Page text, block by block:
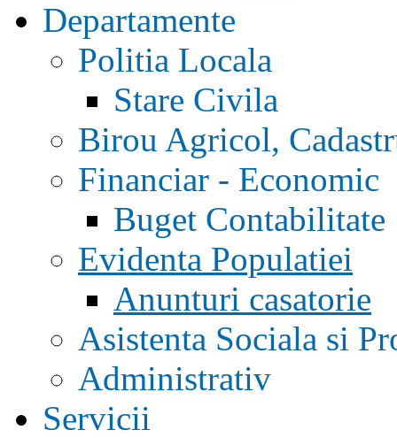
Departamente
Politia Locala
Stare Civila
Birou Agricol,
Financiar - Economic
Buget Contabilitate
Evidenta Populatiei
Anunturi casatorie
Asistenta Sociala si
Administrativ
Servicii